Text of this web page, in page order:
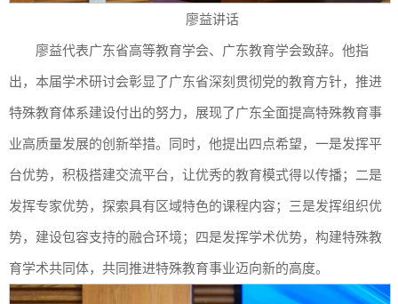
廖益讲话
廖益代表广东省高等教育学会、广东教育学会致辞。他指
出，本届学术研讨会彰显了广东省深刻贯彻党的教育方针，推进
特殊教育体系建设付出的努力，展现了广东全面提高特殊教育事
业高质量发展的创新举措。同时，他提出四点希望，一是发挥平
台优势，积极搭建交流平台，让优秀的教育模式得以传播；二是
发挥专家优势，探索具有区域特色的课程内容；三是发挥组织优
势，建设包容支持的融合环境；四是发挥学术优势，构建特殊教
育学术共同体，共同推进特殊教育事业迈向新的高度。